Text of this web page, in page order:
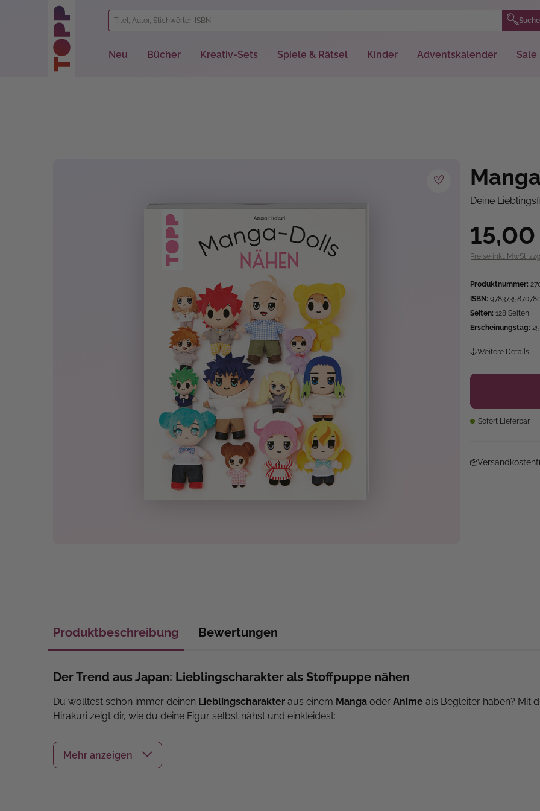
Zur Hauptnavigation springen
Neu Bücher Kreativ-Sets Spiele & Rätsel Kinder Adventskalender Sale
Deine
Preise inkl. MwSt.
Produktnummer:
ISBN:
Seiten: 128 Seiten
Erscheinungstag:
Weitere Details
Sofort Lieferbar
Produktbeschreibung Bewertungen
Der Trend aus Japan: Lieblingscharakter als Stoffpuppe nähen
Du wolltest schon immer deinen Lieblingscharakter aus einem Manga oder Anime als Begleiter haben? Mit
Hirakuri zeigt dir, wie du deine Figur selbst nähst und einkleidest:
Schnell und einfach:
Individuell gestalten:
Deiner Fantasie sind keine Grenzen gesetzt: